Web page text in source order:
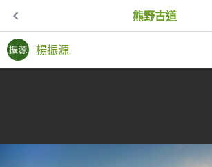
熊野古道
楊振源